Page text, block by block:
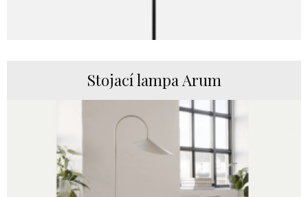
Stojací lampa Arum